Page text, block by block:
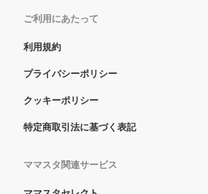
ご利用にあたって
利用規約
プライバシーポリシー
クッキーポリシー
特定商取引法に基づく表記
ママスタ関連サービス